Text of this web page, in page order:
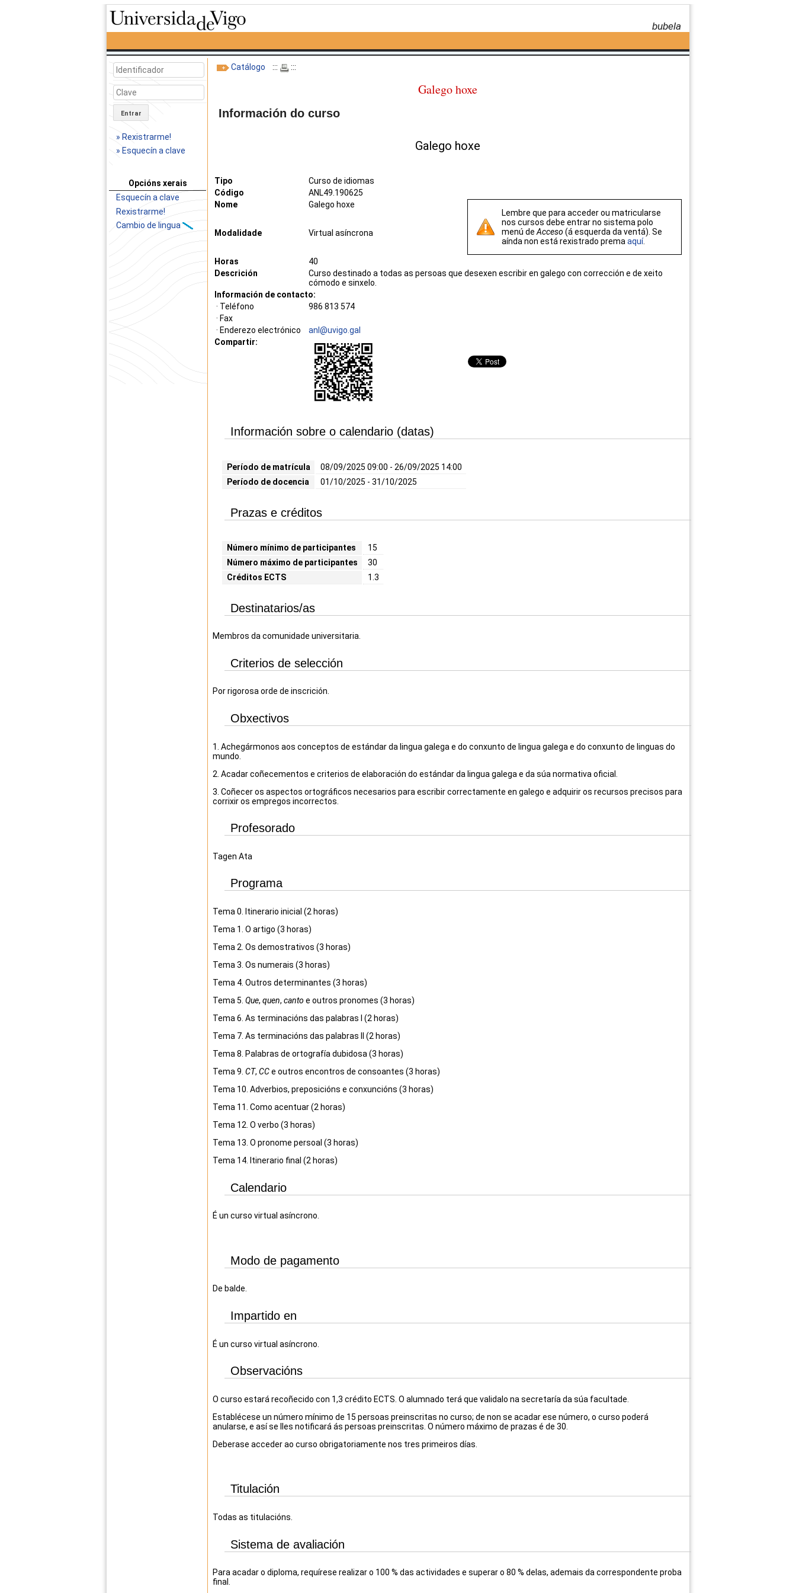
bubela
Entrar
» Rexistrarme!
» Esquecín a clave
Opcións xerais
Esquecín a clave
Rexistrarme!
Cambio de lingua
Catálogo ::: :::
Galego hoxe
Información do curso
Galego hoxe
Tipo
Curso de idiomas
Código
ANL49.190625
Nome
Galego hoxe
Lembre que para acceder ou matricularse
nos cursos debe entrar no sistema polo
menú de Acceso (á esquerda da ventá). Se
aínda non está rexistrado prema aquí.
Modalidade Virtual asíncrona
Horas
40
Descrición
Curso destinado a todas as persoas que desexen escribir en galego con corrección e de xeito
cómodo e sinxelo.
Información de contacto:
· Teléfono
986 813 574
· Fax
· Enderezo electrónico
anl@uvigo.gal
Compartir:
Información sobre o calendario (datas)
Período de matrícula
08/09/2025 09:00 - 26/09/2025 14:00
Período de docencia
01/10/2025 - 31/10/2025
Prazas e créditos
Número mínimo de participantes
15
Número máximo de participantes
30
Créditos ECTS
1.3
Destinatarios/as
Membros da comunidade universitaria.
Criterios de selección
Por rigorosa orde de inscrición.
Obxectivos
1. Achegármonos aos conceptos de estándar da lingua galega e do conxunto de lingua galega e do conxunto de linguas do
mundo.
2. Acadar coñecementos e criterios de elaboración do estándar da lingua galega e da súa normativa oficial.
3. Coñecer os aspectos ortográficos necesarios para escribir correctamente en galego e adquirir os recursos precisos para
corrixir os empregos incorrectos.
Profesorado
Tagen Ata
Programa
Tema 0. Itinerario inicial (2 horas)
Tema 1. O artigo (3 horas)
Tema 2. Os demostrativos (3 horas)
Tema 3. Os numerais (3 horas)
Tema 4. Outros determinantes (3 horas)
Tema 5. Que, quen, canto e outros pronomes (3 horas)
Tema 6. As terminacións das palabras I (2 horas)
Tema 7. As terminacións das palabras II (2 horas)
Tema 8. Palabras de ortografía dubidosa (3 horas)
Tema 9. CT, CCe outros encontros de consoantes (3 horas)
Tema 10. Adverbios, preposicións e conxuncións (3 horas)
Tema 11. Como acentuar (2 horas)
Tema 12. O verbo (3 horas)
Tema 13. O pronome persoal (3 horas)
Tema 14. Itinerario final (2 horas)
Calendario
É un curso virtual asíncrono.
Modo de pagamento
De balde.
Impartido en
É un curso virtual asíncrono.
Observacións
O curso estará recoñecido con 1,3 crédito ECTS. O alumnado terá que validalo na secretaría da súa facultade.
Establécese un número mínimo de 15 persoas preinscritas no curso; de non se acadar ese número, o curso poderá
anularse, e así se lles notificará ás persoas preinscritas. O número máximo de prazas é de 30.
Deberase acceder ao curso obrigatoriamente nos tres primeiros días.
Titulación
Todas as titulacións.
Sistema de avaliación
Para acadar o diploma, requírese realizar o 100 % das actividades e superar o 80 % delas, ademais da correspondente proba
final.